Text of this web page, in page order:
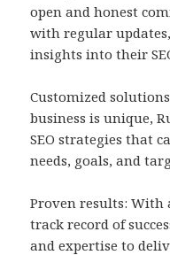
open and honest
with regular
insights into their
Customized
business is unique,
SEO strategies that
needs, goals, and
Proven results: With
track record of
and expertise to